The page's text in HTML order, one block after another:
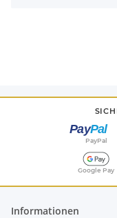
PayPal
Google Pay
Informationen